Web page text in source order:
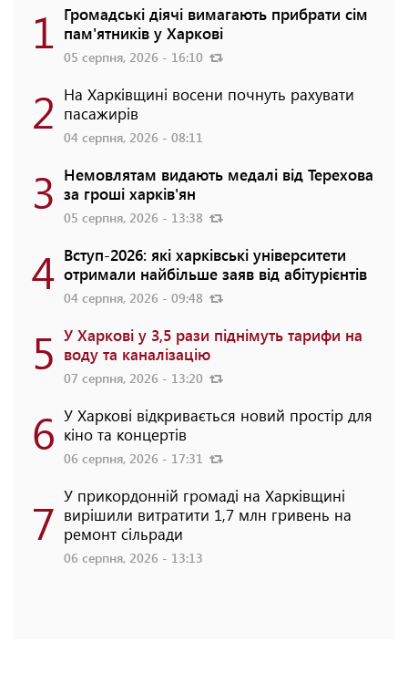
1 Громадські діячі вимагають прибрати сім
пам'ятників у Харкові
05 серпня, 2026 - 16:10
2 На Харківщині восени почнуть рахувати
пасажирів
04 серпня, 2026 - 08:11
3 Немовлятам видають медалі від Терехова
за гроші харків'ян
05 серпня, 2026 - 13:38
4 Вступ-2026: які харківські університети
отримали найбільше заяв від абітурієнтів
04 серпня, 2026 - 09:48
5 У Харкові у 3,5 рази піднімуть тарифи на
воду та каналізацію
07 серпня, 2026 - 13:20
6 У Харкові відкривається новий простір для
кіно та концертів
06 серпня, 2026 - 17:31
7 У прикордонній громаді на Харківщині
вирішили витратити 1,7 млн гривень на
ремонт сільради
06 серпня, 2026 - 13:13